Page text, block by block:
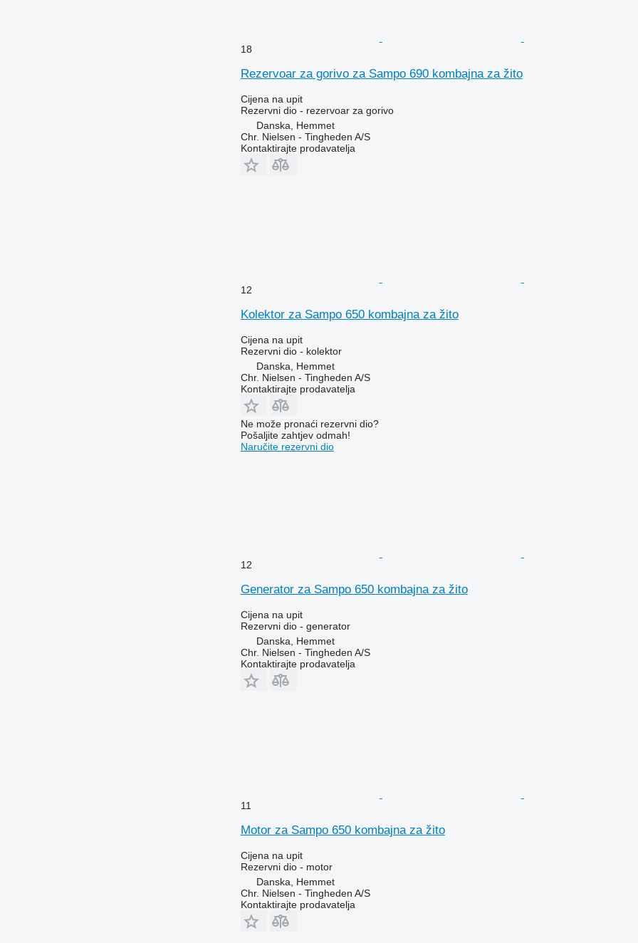
18
Rezervoar za gorivo za Sampo 690 kombajna za žito
Cijena na upit
Rezervni dio - rezervoar za gorivo
Danska, Hemmet
Chr. Nielsen - Tingheden A/S
Kontaktirajte prodavatelja
12
Kolektor za Sampo 650 kombajna za žito
Cijena na upit
Rezervni dio - kolektor
Danska, Hemmet
Chr. Nielsen - Tingheden A/S
Kontaktirajte prodavatelja
Ne može pronaći rezervni dio?
Pošaljite zahtjev odmah!
Naručite rezervni dio
12
Generator za Sampo 650 kombajna za žito
Cijena na upit
Rezervni dio - generator
Danska, Hemmet
Chr. Nielsen - Tingheden A/S
Kontaktirajte prodavatelja
11
Motor za Sampo 650 kombajna za žito
Cijena na upit
Rezervni dio - motor
Danska, Hemmet
Chr. Nielsen - Tingheden A/S
Kontaktirajte prodavatelja